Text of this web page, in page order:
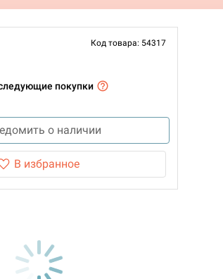
Код товара: 54317
покупки
о наличии
В избранное